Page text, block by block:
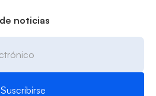
noticias